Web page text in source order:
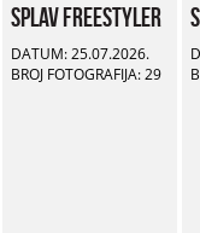
Splav Freestyler
DATUM: 25.07.2026.
BROJ FOTOGRAFIJA: 29